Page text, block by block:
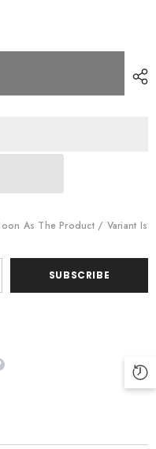
As The Product / Variant Is
SUBSCRIBE